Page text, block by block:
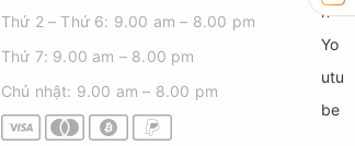
Thứ 2 – Thứ 6: 9.00 am – 8.00 pm
Thứ 7: 9.00 am – 8.00 pm
Chủ nhật: 9.00 am – 8.00 pm